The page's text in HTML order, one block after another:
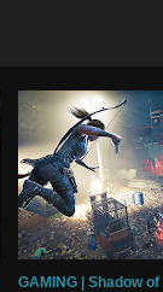
GAMING | Shadow of